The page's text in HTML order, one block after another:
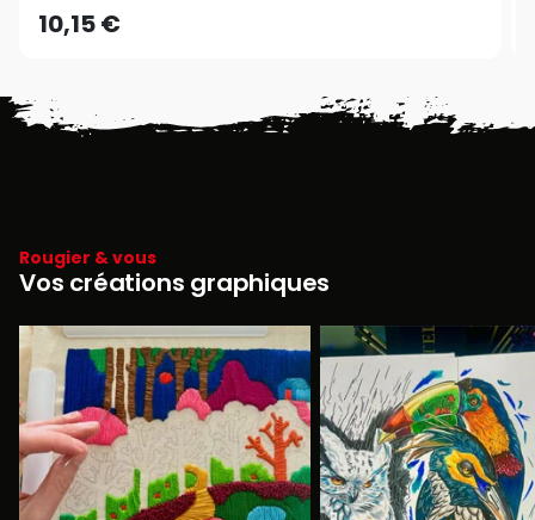
10,15 €
Rougier & vous
Vos créations graphiques